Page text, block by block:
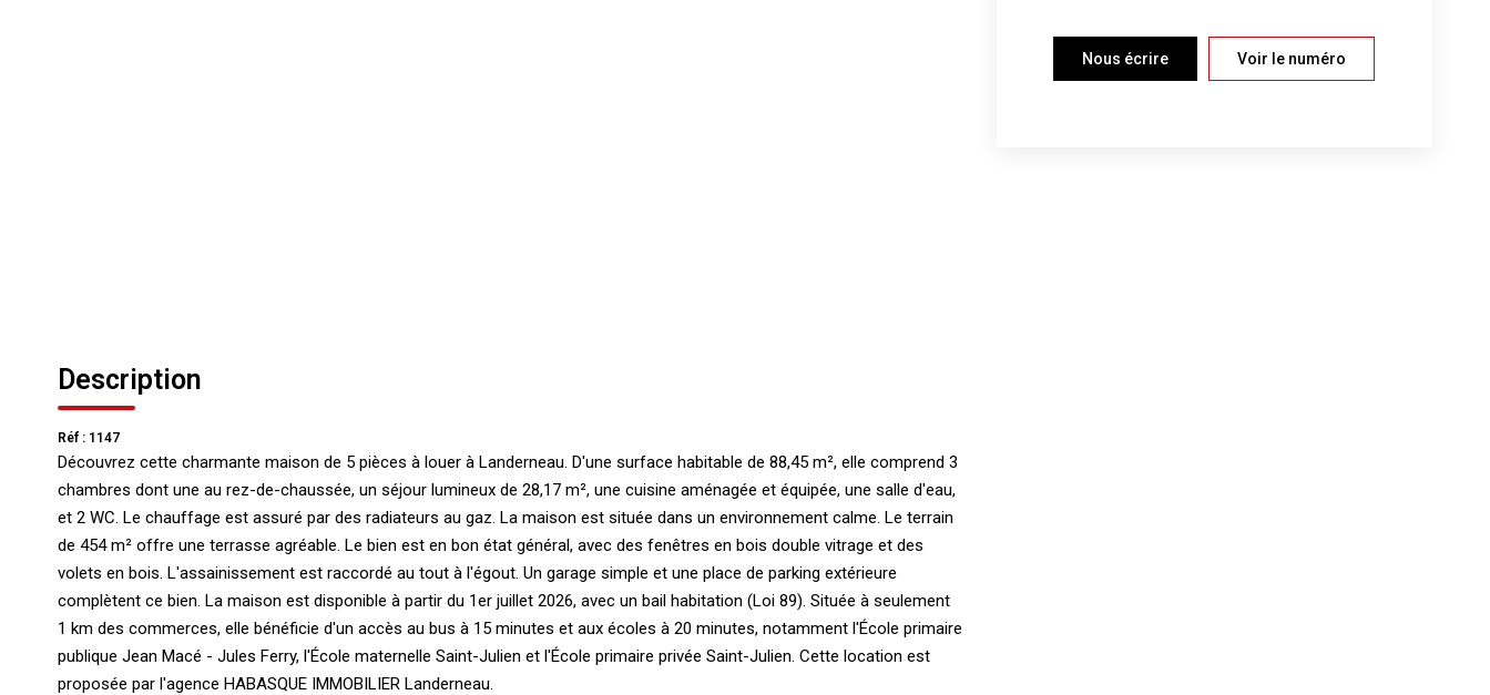
Description
Réf : 1147
Découvrez cette charmante maison de 5 pièces à louer à Landerneau. D'une surface habitable de 88,45 m², elle comprend 3
chambres dont une au rez-de-chaussée, un séjour lumineux de 28,17 m², une cuisine aménagée et équipée, une salle d'eau,
et 2 WC. Le chauffage est assuré par des radiateurs au gaz. La maison est située dans un environnement calme. Le terrain
de 454 m² offre une terrasse agréable. Le bien est en bon état général, avec des fenêtres en bois double vitrage et des
volets en bois. L'assainissement est raccordé au tout à l'égout. Un garage simple et une place de parking extérieure
complètent ce bien. La maison est disponible à partir du 1er juillet 2026, avec un bail habitation (Loi 89). Située à seulement
1 km des commerces, elle bénéficie d'un accès au bus à 15 minutes et aux écoles à 20 minutes, notamment l'École primaire
publique Jean Macé - Jules Ferry, l'École maternelle Saint-Julien et l'École primaire privée Saint-Julien. Cette location est
proposée par l'agence HABASQUE IMMOBILIER Landerneau.
Nous écrire Voir le numéro